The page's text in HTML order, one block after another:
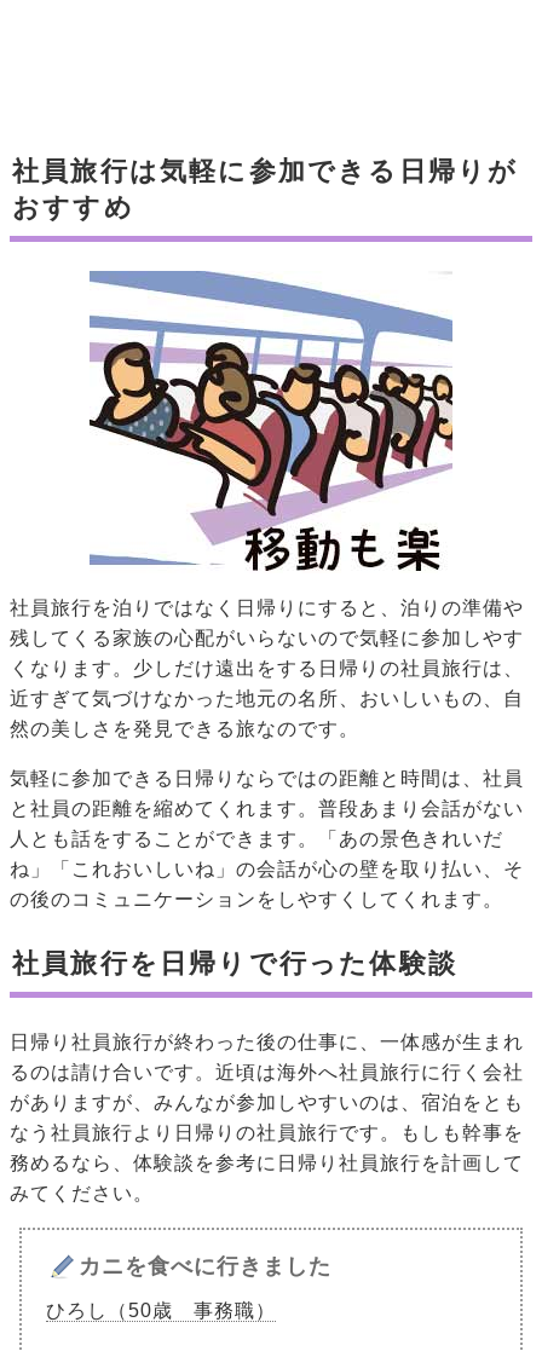
社員旅行は気軽に参加できる日帰りが
おすすめ
社員旅行を泊りではなく日帰りにすると、泊りの準備や
残してくる家族の心配がいらないので気軽に参加しやす
くなります。少しだけ遠出をする日帰りの社員旅行は、
近すぎて気づけなかった地元の名所、おいしいもの、自
然の美しさを発見できる旅なのです。
気軽に参加できる日帰りならではの距離と時間は、社員
と社員の距離を縮めてくれます。普段あまり会話がない
人とも話をすることができます。「あの景色きれいだ
ね」「これおいしいね」の会話が心の壁を取り払い、そ
の後のコミュニケーションをしやすくしてくれます。
社員旅行を日帰りで行った体験談
日帰り社員旅行が終わった後の仕事に、一体感が生まれ
るのは請け合いです。近頃は海外へ社員旅行に行く会社
がありますが、みんなが参加しやすいのは、宿泊をとも
なう社員旅行より日帰りの社員旅行です。もしも幹事を
務めるなら、体験談を参考に日帰り社員旅行を計画して
みてください。
カニを食べに行きました
ひろし（50歳 事務職）